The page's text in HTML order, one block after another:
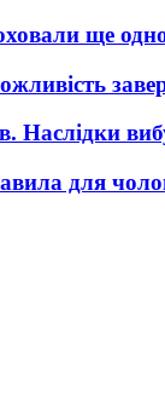
ще
Наслідки
для